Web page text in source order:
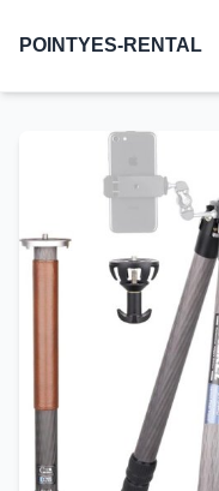
POINTYES-RENTAL